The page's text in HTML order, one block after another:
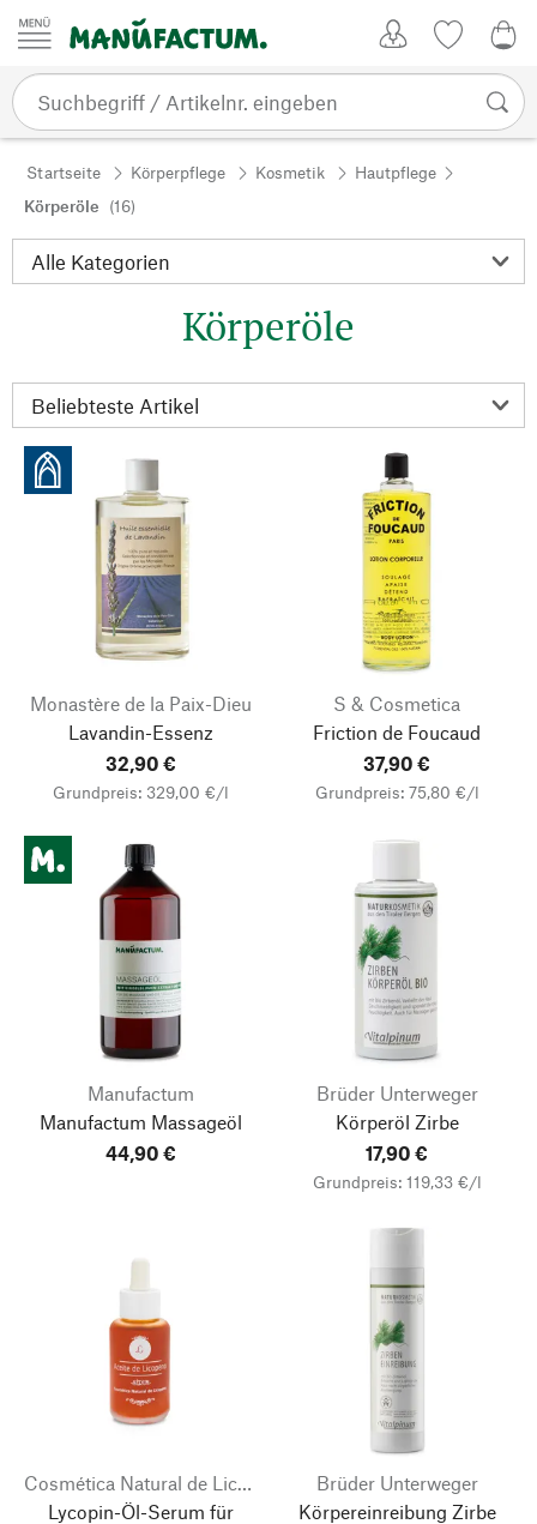
Zum Inhalt springen
Startseite Körperpflege Kosmetik
Hautpflege
Körperöle (16)
Körperöle
Monastère de la Paix-Dieu
Lavandin-Essenz
32,90 €
Grundpreis: 329,00 €/l
S & Cosmetica
Friction de Foucaud
37,90 €
Grundpreis: 75,80 €/l
Manufactum
Manufactum Massageöl
44,90 €
Brüder Unterweger
Körperöl Zirbe
17,90 €
Grundpreis: 119,33 €/l
Cosmética Natural de Licopeno
Lycopin-Öl-Serum für
Brüder Unterweger
Körpereinreibung Zirbe